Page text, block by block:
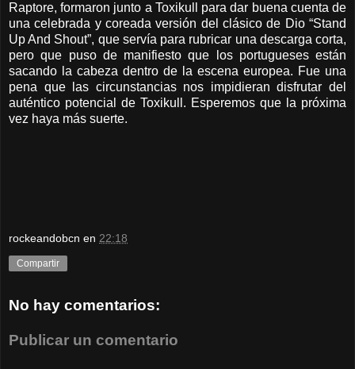
Raptore, formaron junto a Toxikull para dar buena cuenta de
una celebrada y coreada versión del clásico de Dio “Stand
Up And Shout”, que servía para rubricar una descarga corta,
pero que puso de manifiesto que los portugueses están
sacando la cabeza dentro de la escena europea. Fue una
pena que las circunstancias nos impidieran disfrutar del
auténtico potencial de Toxikull. Esperemos que la próxima
vez haya más suerte.
rockeandobcn en 22:18
Compartir
No hay comentarios:
Publicar un comentario